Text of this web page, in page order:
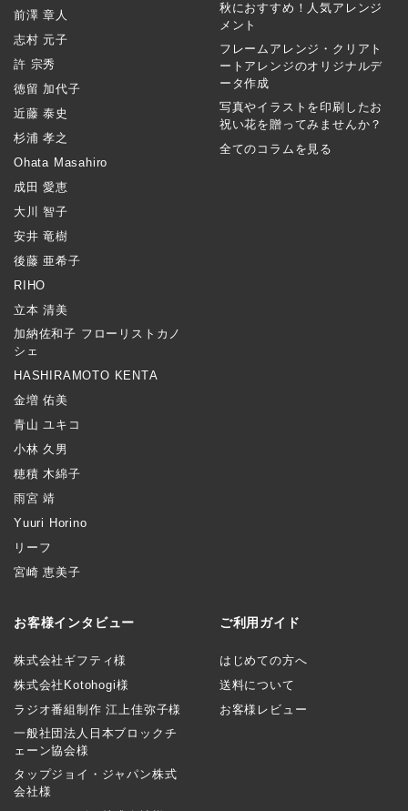
前澤 章人
志村 元子
許 宗秀
徳留 加代子
近藤 泰史
杉浦 孝之
Ohata Masahiro
成田 愛恵
大川 智子
安井 竜樹
後藤 亜希子
RIHO
立本 清美
加納佐和子 フローリストカノ
シェ
HASHIRAMOTO KENTA
金増 佑美
青山 ユキコ
小林 久男
穂積 木綿子
雨宮 靖
Yuuri Horino
リーフ
宮崎 恵美子
秋におすすめ！人気アレンジ
メント
フレームアレンジ・クリアト
ートアレンジのオリジナルデ
ータ作成
写真やイラストを印刷したお
祝い花を贈ってみませんか？
全てのコラムを見る
お客様インタビュー
株式会社ギフティ様
株式会社Kotohogi様
ラジオ番組制作 江上佳弥子様
一般社団法人日本ブロックチ
ェーン協会様
タップジョイ・ジャパン株式
会社様
ご利用ガイド
はじめての方へ
送料について
お客様レビュー